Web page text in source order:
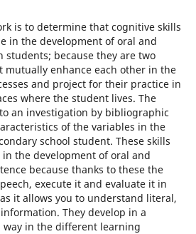
is to determine that cognitive skills
in the development of oral and
students; because they are two
mutually enhance each other in the
and project for their practice in
where the student lives. The
an investigation by bibliographic
of the variables in the
school student. These skills
the development of oral and
because thanks to these the
execute it and evaluate it in
it allows you to understand literal,
They develop in a
in the different learning